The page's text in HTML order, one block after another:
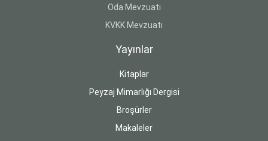
Oda Mevzuatı
KVKK Mevzuatı
Yayınlar
Kitaplar
Peyzaj Mimarlığı Dergisi
Broşürler
Makaleler